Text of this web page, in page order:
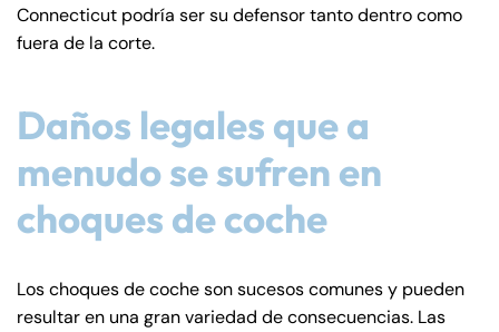
Connecticut podría ser su defensor tanto dentro como
fuera de la corte.
Daños legales que a
menudo se sufren en
choques de coche
Los choques de coche son sucesos comunes y pueden
resultar en una gran variedad de consecuencias. Las